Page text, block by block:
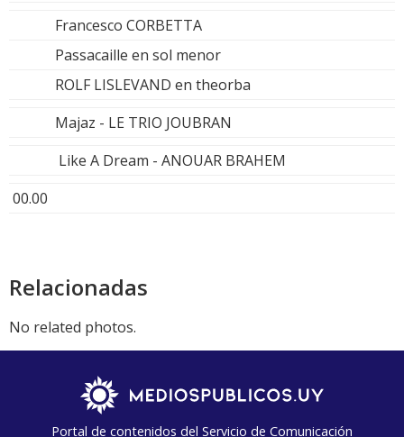
Francesco CORBETTA
Passacaille en sol menor
ROLF LISLEVAND en theorba
Majaz - LE TRIO JOUBRAN
Like A Dream - ANOUAR BRAHEM
00.00
Relacionadas
No related photos.
Portal de contenidos del Servicio de Comunicación